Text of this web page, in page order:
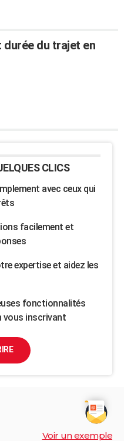
durée du trajet en
CLICS
avec ceux qui
facilement et
expertise et aidez les
fonctionnalités
vous inscrivant
Voir un exemple